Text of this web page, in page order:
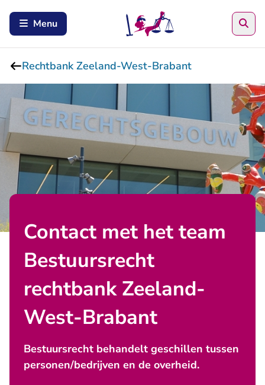
Menu
Rechtbank Zeeland-West-Brabant
Contact met het team
Bestuursrecht
rechtbank Zeeland-
West-Brabant
Bestuursrecht behandelt geschillen tussen
personen/bedrijven en de overheid.